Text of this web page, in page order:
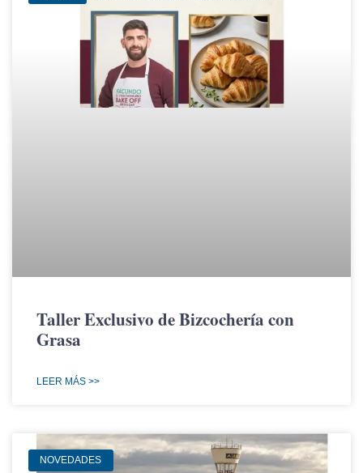
Taller Exclusivo de Bizcochería con
Grasa
LEER MÁS >>
NOVEDADES